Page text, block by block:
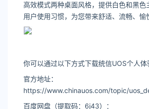
高效模式两种桌面风格，提供白色和黑色
用户使用习惯，为您带来舒适、流畅、愉
你可以通过以下方式下载统信UOS个人体
官方地址：
https://www.chinauos.com/topic/
百度网盘（提取码：6j43）：